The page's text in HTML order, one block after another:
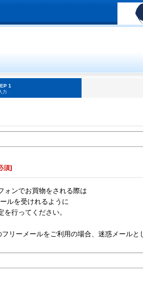
1
力
須]
ォンでお買物をされる際は
ルを受けれるように
行ってください。
リーメールをご利用の場合、迷惑メール